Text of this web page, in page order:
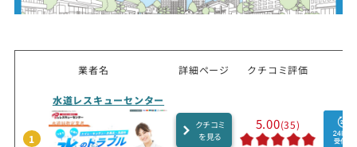
業者名 詳細ページ クチコミ評価
1
水道レスキューセンター
クチコミ
を見る
5.00(35)